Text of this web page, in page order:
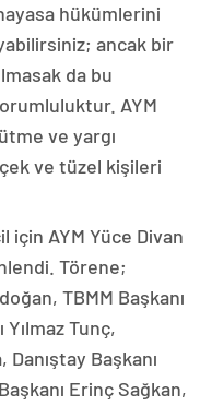
hükümlerini
ancak bir
da bu
AYM
ve yargı
ve tüzel kişileri
için AYM Yüce Divan
Törene;
TBMM Başkanı
Tunç,
Başkanı
Erinç Sağkan,